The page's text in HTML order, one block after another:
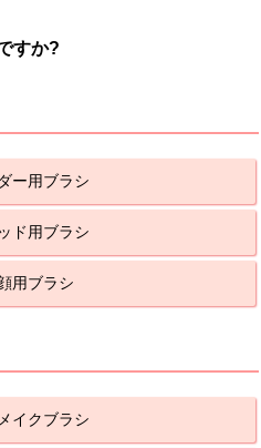
すか?
ー用ブラシ
ド用ブラシ
用ブラシ
イクブラシ